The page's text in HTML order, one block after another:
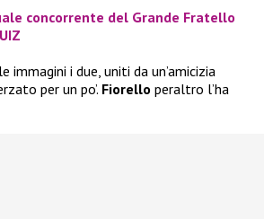
concorrente del Grande Fratello
immagini i due, uniti da un’amicizia
per un po’. Fiorello peraltro l’ha